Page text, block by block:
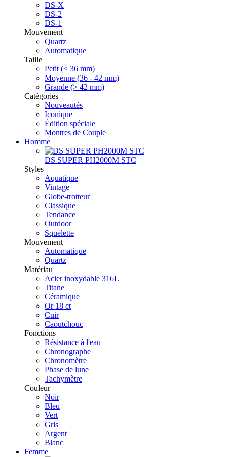
DS-X
DS-2
DS-1
Mouvement
Quartz
Automatique
Taille
Petit (< 36 mm)
Moyenne (36 - 42 mm)
Grande (> 42 mm)
Catégories
Nouveautés
Iconique
Édition spéciale
Montres de Couple
Homme
DS SUPER PH2000M STC
Styles
Aquatique
Vintage
Globe-trotteur
Classique
Tendance
Outdoor
Squelette
Mouvement
Automatique
Quartz
Matériau
Acier inoxydable 316L
Titane
Céramique
Or 18 ct
Cuir
Caoutchouc
Fonctions
Résistance à l'eau
Chronographe
Chronomètre
Phase de lune
Tachymètre
Couleur
Noir
Bleu
Vert
Gris
Argent
Blanc
Femme